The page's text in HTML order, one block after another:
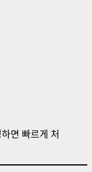
면 빠르게 처